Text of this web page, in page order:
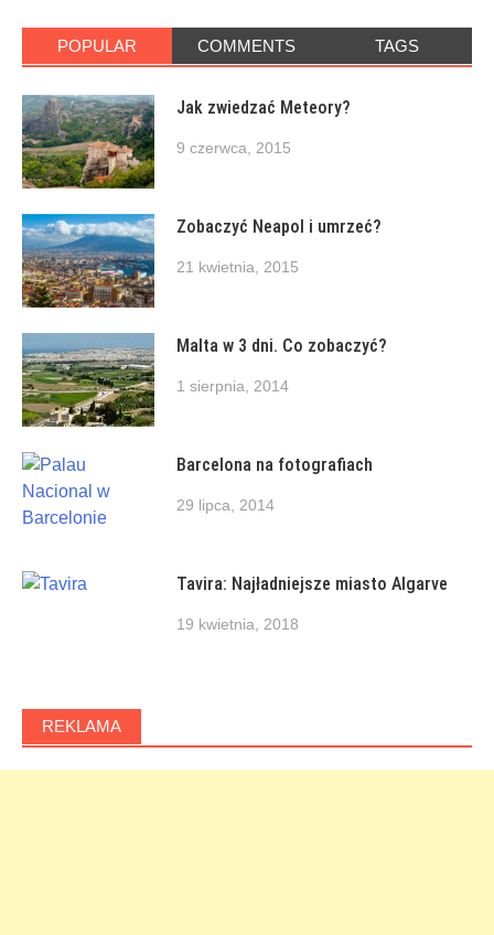
POPULAR COMMENTS TAGS
Jak zwiedzać Meteory?
9 czerwca, 2015
Zobaczyć Neapol i umrzeć?
21 kwietnia, 2015
Malta w 3 dni. Co zobaczyć?
1 sierpnia, 2014
Barcelona na fotografiach
29 lipca, 2014
Tavira: Najładniejsze miasto Algarve
19 kwietnia, 2018
REKLAMA